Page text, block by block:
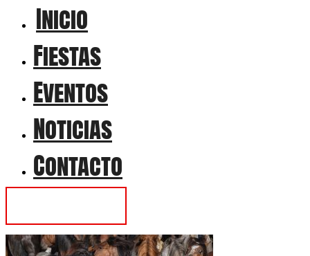
Inicio
Fiestas
Eventos
Noticias
Contacto